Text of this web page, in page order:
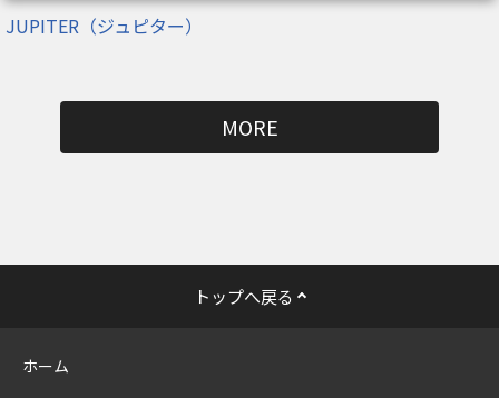
JUPITER（ジュピター）
MORE
トップへ戻る
ホーム